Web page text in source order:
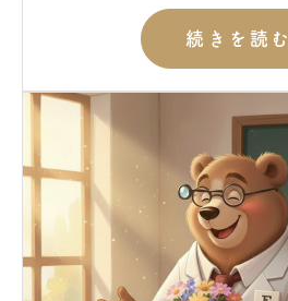
続きを読む